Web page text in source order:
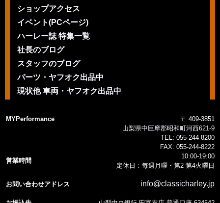
ショップアクセス
イベント(PCページ)
ハーレー誌 特集一覧
社長のブログ
スタッフのブログ
パーツ・ヤフオク出品中
現状他 車両・ヤフオク出品中
MYPerformance
〒 409-3851
山梨県中巨摩郡昭和町河西621-9
TEL: 055-244-8200
FAX: 055-244-8222
営業時間
10:00-19:00
定休日：毎週月曜・第2 第4火曜日
お問い合わせアドレス info@classicharley.jp